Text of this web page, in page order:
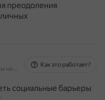
преодоления
На основе источников, возможны неточности
Как это работает?
социальные барьеры